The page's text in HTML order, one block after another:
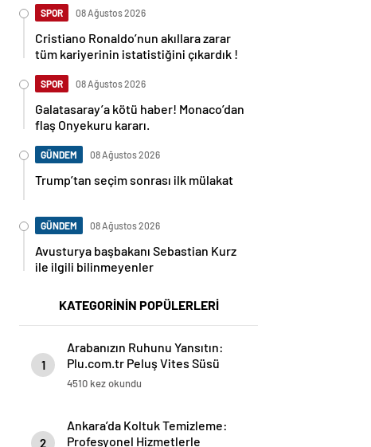
SPOR 08 Ağustos 2026
Cristiano Ronaldo’nun akıllara zarar
tüm kariyerinin istatistiğini çıkardık !
SPOR 08 Ağustos 2026
Galatasaray’a kötü haber! Monaco’dan
flaş Onyekuru kararı.
GÜNDEM 08 Ağustos 2026
Trump’tan seçim sonrası ilk mülakat
GÜNDEM 08 Ağustos 2026
Avusturya başbakanı Sebastian Kurz
ile ilgili bilinmeyenler
KATEGORİNİN POPÜLERLERİ
1
Arabanızın Ruhunu Yansıtın:
Plu.com.tr Peluş Vites Süsü
Modelleri
4510 kez okundu
2
Ankara’da Koltuk Temizleme:
Profesyonel Hizmetlerle